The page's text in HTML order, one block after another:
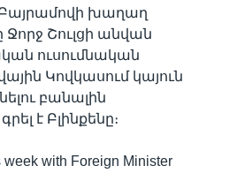
խաղաղ
Ջորջ Շուլցի անվան
ուսումնական
Կովկասում կայուն
բանալին
է Բլինքենը։
with Foreign Minister